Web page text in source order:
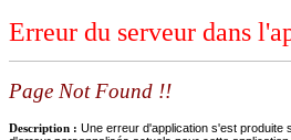
Erreur du serveur dans
Page Not Found !!
Description : Une erreur d'application s'est produite